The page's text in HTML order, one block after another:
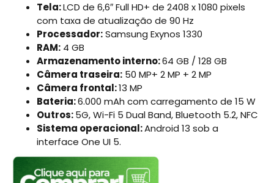
Tela:LCD de 6,6″ Full HD+ de 2408 x 1080 pixels
com taxa de atualização de 90 Hz
Processador:Samsung Exynos 1330
RAM: 4 GB
Armazenamento interno:64 GB / 128 GB
Câmera traseira: 50 MP+ 2 MP + 2 MP
Câmera frontal:13 MP
Bateria:6.000 mAh com carregamento de 15 W
Outros:5G, Wi-Fi 5 Dual Band, Bluetooth 5.2, NFC
Sistema operacional:Android 13 sob a
interface One UI 5.